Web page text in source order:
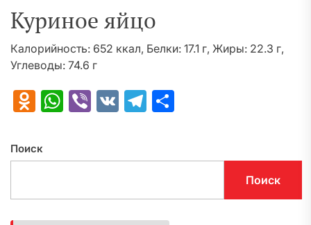
Куриное яйцо
Калорийность: 652 ккал, Белки: 17.1 г, Жиры: 22.3 г,
Углеводы: 74.6 г
Odnoklassniki
WhatsApp
Viber
VK Telegram
Поиск
Поиск